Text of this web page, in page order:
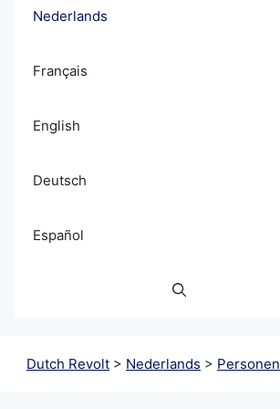
Nederlands
Français
English
Deutsch
Español
Dutch Revolt > Nederlands > Personen